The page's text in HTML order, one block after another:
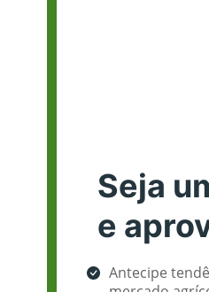
Seja
e
Antecipe